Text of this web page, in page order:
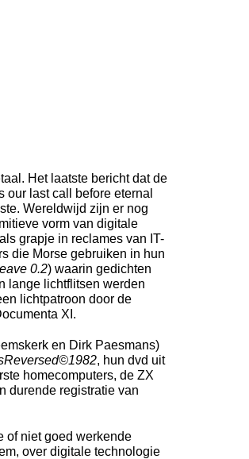
Het laatste bericht dat de
last call before eternal
Wereldwijd zijn er nog
vorm van digitale
grapje in reclames van IT-
die Morse gebruiken in hun
0.2) waarin gedichten
lange lichtflitsen werden
lichtpatroon door de
XI.
en Dirk Paesmans)
, hun dvd uit
homecomputers, de ZX
durende registratie van
of niet goed werkende
over digitale technologie